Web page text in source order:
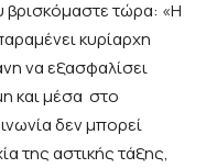
βρισκόμαστε τώρα: «Η
κυρίαρχη
να εξασφαλίσει
και μέσα στο
δεν μπορεί
της αστικής τάξης,